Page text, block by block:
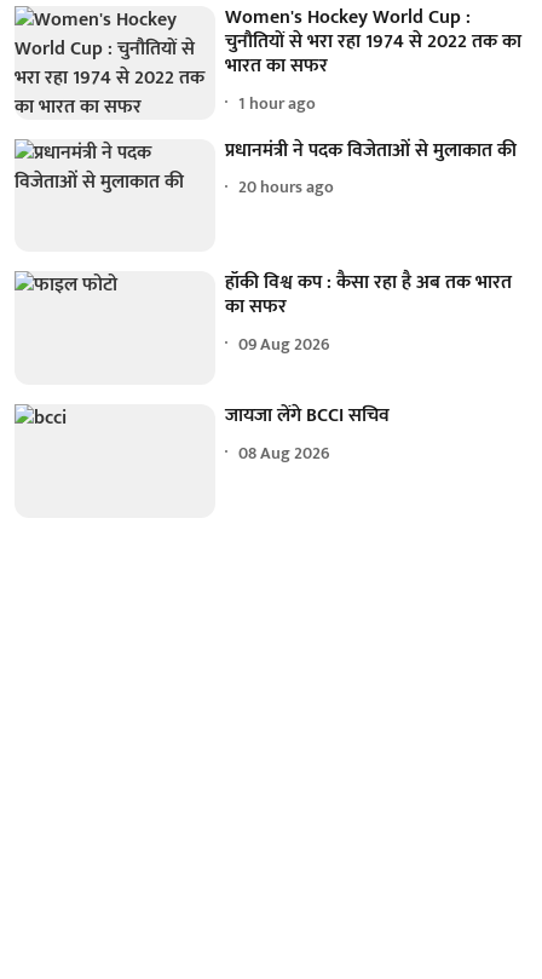
Women's Hockey World Cup :
चुनौतियों से भरा रहा 1974 से 2022 तक का
भारत का सफर
1 hour ago
प्रधानमंत्री ने पदक विजेताओं से मुलाकात की
20 hours ago
हॉकी विश्व कप : कैसा रहा है अब तक भारत
का सफर
09 Aug 2026
जायजा लेंगे BCCI सचिव
08 Aug 2026